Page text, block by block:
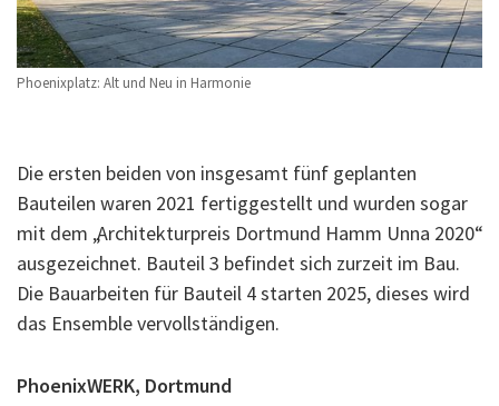
Phoenixplatz: Alt und Neu in Harmonie
Die ersten beiden von insgesamt fünf geplanten
Bauteilen waren 2021 fertiggestellt und wurden sogar
mit dem „Architekturpreis Dortmund Hamm Unna 2020“
ausgezeichnet. Bauteil 3 befindet sich zurzeit im Bau.
Die Bauarbeiten für Bauteil 4 starten 2025, dieses wird
das Ensemble vervollständigen.
PhoenixWERK, Dortmund